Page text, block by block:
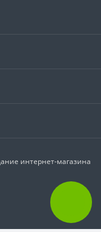
интернет-магазина